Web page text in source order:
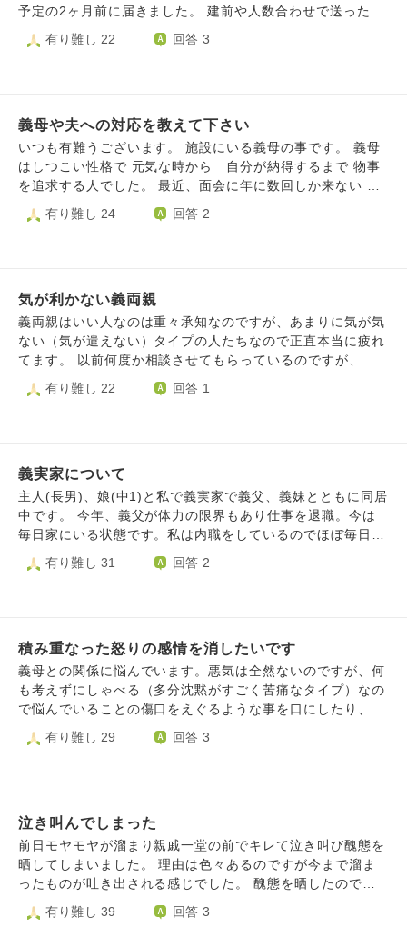
予定の2ヶ月前に届きました。 建前や人数合わせで送ったの
かもしれないですが、、 親戚からは、あなたはLINEブロッ
クしたよ。 言わなくてもわかると思うけど。 と言われたこ
さい頃に会ったことはあるけど、誰？結婚式行ったこと な
いから、行ってみたい。 と話していました。勉強になるな
ら… とも思いますが… 本当に行きたくないです。うつ病も
あるので、 参加したら、体調崩しそうです。 丁度運動会の
い。 でもいいのかな。と思います。 こどもには、行きたい
らしで、生活費に余裕がありません。 自分の気持ちを優先
して良いと思いますか？
有り難し 22 回答 3
義母や夫への対応を教えて下さい
いつも有難うございます。 施設にいる義母の事です。 義母
はしつこい性格で 元気な時から 自分が納得するまで 物事
を追求する人でした。 最近、面会に年に数回しか来ない 義
姉を心配し 義姉の事でありえない質問をします。 差し入れ
の果物やお菓子を 質問に答えない限り食べない…と言いま
前も どのように答えても納得せず 答えを聞くまで食べな
い…と粘ります。 暑い時期なのに…飲み物だけは 飲んで貰
い 嫌な気分で帰りました。 過去にとてもいじめられたの
で キーパーソンをしているだけでもしんどいのです。高齢
を言い続けました。私も安定剤がいる身ですが やはり夫に
どうすればいいでしょうか？ 義母にきつい事を言わない
事、それが 親孝行…と思いたいです。 義母の性根が本当に
嫌いです。 この心もごまかせません。 ちなみに夫は闘病中
とは言え 元気で よく食べよく歩きます。 主に夫に面会
偽善が自分を追い込んでいるのでしようか？闘病中の夫に義
有り難し 24 回答 2
気が利かない義両親
義両親はいい人なのは重々承知なのですが、あまりに気が気
ない（気が遣えない）タイプの人たちなので正直本当に疲れ
てます。 以前何度か相談させてもらっているのですが、例
えば私と子どもたちだけで泊まりにおいで！というので割と
長旅の為オムツだけ用意してもらっていいですか？と声を掛
も空だから大丈夫！みたいなふんいきだったり 親戚の家に
泊まるとなり、ホテルをとると言ってくれたが行ってみたら
3歳、１歳の子どもと私たち夫婦でセミダブル一台の部屋。
もちろん何も言えず私は床で寝ました。 先日3人目を出産し
インが「◯〜◯日で赤ちゃん見に行きたいと思ってるんです
い断りの連絡を入れました。 出産前にも「産後はまだ体調
や生活リズムが整わないと思うので、様子を見ながら日帰り
でのご案内になってしまうかと思いますが会いにきてくださ
るのを親子共々楽しみにお待ちしています」と送ったのに、
言い始めるとキリなく色んなことがあり、私のこの嫌なこと
んできて嫌になっています。 もともと遠方に住んでいるの
で（新幹線で4時間ほど）年に多くて3回会うかくらいなので
すが、会うたび疲れて嫌な思いをすることが多いのでもう会
うことも本当に嫌になってきました。 （私がそう思ってい
るので相手もそう思っているかもしれません） 夫にとって
は当たり前ですが大事な両親なので、あんまり義両親のこと
有り難し 22 回答 1
義実家について
主人(長男)、娘(中1)と私で義実家で義父、義妹とともに同居
中です。 今年、義父が体力の限界もあり仕事を退職。今は
毎日家にいる状態です。私は内職をしているのでほぼ毎日家
にいて家事と内職をこなしています。 義妹は日中は仕事、
帰宅してからや休日は家の事は一切しません。 1番ご相談し
主人と義妹には伝えるのに自分にだけ共有がなく、その日に
なって自分だけバタバタと準備をする....なんてことが多々
あります。 主人に関しては私に「言うの忘れた」が多々あ
り伝わらないことが多いです。 急な訪問などは致し方ない
こちらも予定やスケジュールを変えなきゃいけなくなるのが
が多いです) 当初から口数が多い方ではない義父ですが、私
が間違っている場合や家庭における指摘などはちゃんと伝え
てくれます。(どちらかと言うとそちらの方がだいぶ多いで
す) 過去に主人を通して「共有」についてはやんわり伝えた
わり伝えても改善がないのではっきりと伝えた方がいいので
有り難し 31 回答 2
積み重なった怒りの感情を消したいです
義母との関係に悩んでいます。悪気は全然ないのですが、何
も考えずにしゃべる（多分沈黙がすごく苦痛なタイプ）なの
で悩んでいることの傷口をえぐるような事を口にしたり、噂
話にして欲しくないような事、一番根に持っているのが流産
しそうで病院に行ったり来たりしていることをほとんど面識
りしてるのですが、本人に悪気がないのでのれんに腕押し状
態です。自分の考え方を変えて受け流せるようになるしかな
いのですが、昨日の夜もぐるぐる同じ事を考え続けて抜け出
せません。どうすれば笑って受け流せるようになるでしょう
るのでありがたいのですが顔を合わせるたびに気が重いで
有り難し 29 回答 3
泣き叫んでしまった
前日モヤモヤが溜まり親戚一堂の前でキレて泣き叫び醜態を
晒してしまいました。 理由は色々あるのですが今まで溜ま
ったものが吐き出される感じでした。 醜態を晒したので恥
ずかしくて同じ家（二世帯同居です）に住んでいるのが嫌で
す。嫁なので出ていけばいいのかもしれませんが。 私がこ
有り難し 39 回答 3